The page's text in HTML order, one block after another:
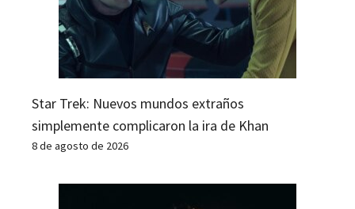
Star Trek: Nuevos mundos extraños
simplemente complicaron la ira de Khan
8 de agosto de 2026